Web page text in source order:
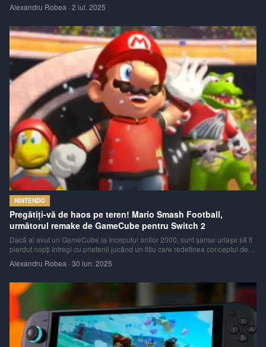
Alexandru Robea · 2 iul. 2025
NINTENDO
Pregătiți-vă de haos pe teren! Mario Smash Football,
următorul remake de GameCube pentru Switch 2
Dacă ai avut un GameCube la începutul anilor 2000, sunt șanse uriașe să fi
pierdut nopți întregi cu prietenii jucând un titlu care redefinea conceptul de
iar o carapace de Koopa bine plasată putea schimba soarta meciulu
Alexandru Robea · 30 iun. 2025